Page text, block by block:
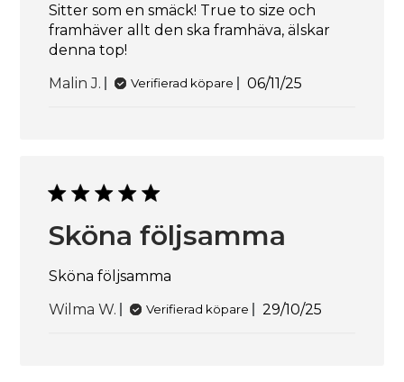
Sitter som en smäck! True to size och
framhäver allt den ska framhäva, älskar
denna top!
Malin J.
Verifierad köpare 06/11/25
Sköna följsamma
Sköna följsamma
Wilma W.
Verifierad köpare 29/10/25